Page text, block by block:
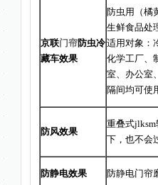
京联门帘防虫冷
藏车效果
防虫用（橘
生鲜食品处
适用对象：
化学工厂、
室、办公室
隔间均可使
防风效果
重叠式
下，也不会
防静电效果 防静电门帘